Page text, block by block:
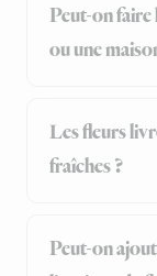
Peut-on faire
ou une
Les fleurs
fraîches ?
Peut-on